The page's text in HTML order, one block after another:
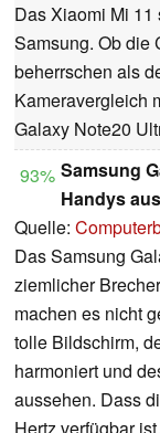
Das Xiaomi Mi 11
Samsung. Ob die
beherrschen als
Kameravergleich
Galaxy Note20
93% Samsung
Handys
Quelle:
Das Samsung
ziemlicher
machen es nicht
tolle Bildschirm,
harmoniert und
aussehen. Dass